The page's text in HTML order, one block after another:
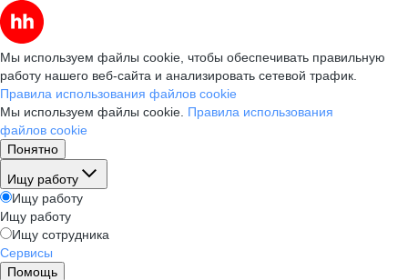
Мы используем файлы cookie, чтобы обеспечивать правильную
работу нашего веб-сайта и анализировать сетевой трафик.
Правила использования файлов cookie
Мы используем файлы cookie. Правила использования
файлов cookie
Понятно
Ищу работу
Ищу работу
Ищу работу
Ищу сотрудника
Сервисы
Помощь